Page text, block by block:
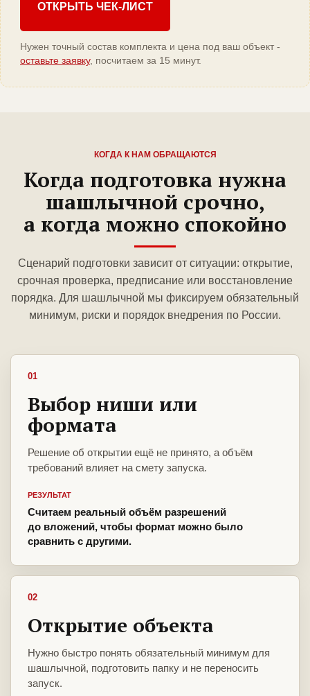
ОТКРЫТЬ ЧЕК-ЛИСТ
Нужен точный состав комплекта и цена под ваш объект -
оставьте заявку, посчитаем за 15 минут.
КОГДА К НАМ ОБРАЩАЮТСЯ
Когда подготовка нужна
шашлычной срочно,
а когда можно спокойно
Сценарий подготовки зависит от ситуации: открытие,
срочная проверка, предписание или восстановление
порядка. Для шашлычной мы фиксируем обязательный
минимум, риски и порядок внедрения по России.
01
Выбор ниши или
формата
Решение об открытии ещё не принято, а объём
требований влияет на смету запуска.
РЕЗУЛЬТАТ
Считаем реальный объём разрешений
до вложений, чтобы формат можно было
сравнить с другими.
02
Открытие объекта
Нужно быстро понять обязательный минимум для
шашлычной, подготовить папку и не переносить
запуск.